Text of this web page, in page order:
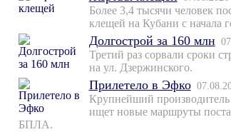
Более 3,4 тысячи человек
клещей на Кубани с начала
Долгострой за 160 млн
Третий раз сорвали сроки
на ул. Дзержинского.
Прилетело в Эфко
Крупнейший
ищет новые маршруты
БПЛА.